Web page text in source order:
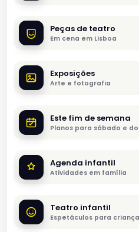
Peças de teatro
Em cena em Lisboa
Exposições
Arte e fotografia
Este fim de semana
Planos para sábado e
Agenda infantil
Atividades em família
Teatro infantil
Espetáculos para